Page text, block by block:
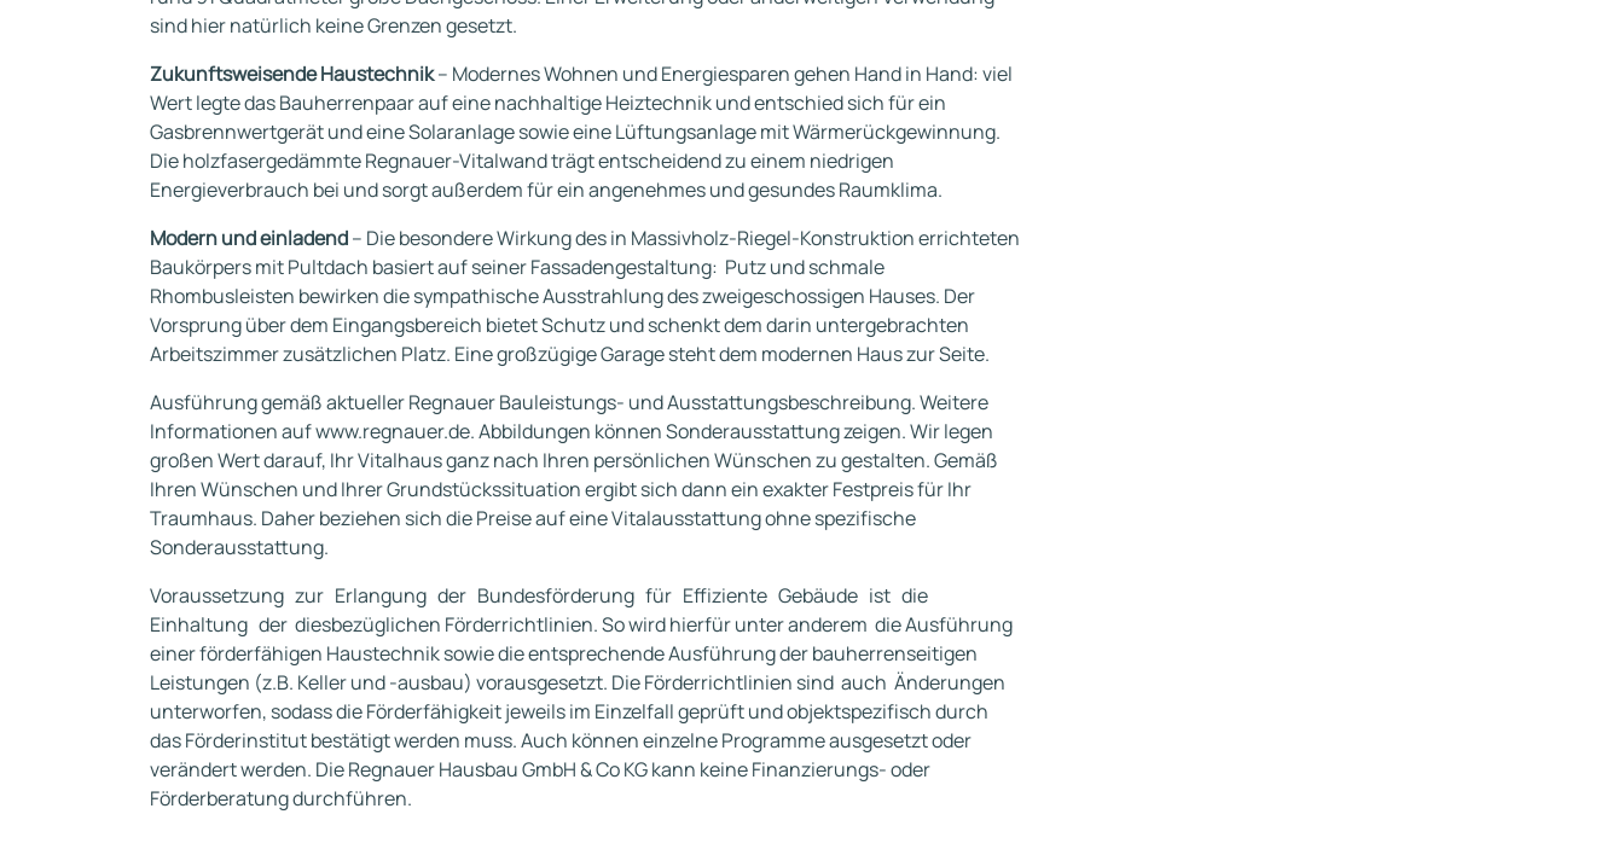
sind hier natürlich keine Grenzen gesetzt.
Zukunftsweisende Haustechnik– Modernes Wohnen und Energiesparen gehen Hand in Hand: viel
Wert legte das Bauherrenpaar auf eine nachhaltige Heiztechnik und entschied sich für ein
Gasbrennwertgerät und eine Solaranlage sowie eine Lüftungsanlage mit Wärmerückgewinnung.
Die holzfasergedämmte Regnauer-Vitalwand trägt entscheidend zu einem niedrigen
Energieverbrauch bei und sorgt außerdem für ein angenehmes und gesundes Raumklima.
Modern und einladend– Die besondere Wirkung des in Massivholz-Riegel-Konstruktion errichteten
Baukörpers mit Pultdach basiert auf seiner Fassadengestaltung: Putz und schmale
Rhombusleisten bewirken die sympathische Ausstrahlung des zweigeschossigen Hauses. Der
Vorsprung über dem Eingangsbereich bietet Schutz und schenkt dem darin untergebrachten
Arbeitszimmer zusätzlichen Platz. Eine großzügige Garage steht dem modernen Haus zur Seite.
Ausführung gemäß aktueller Regnauer Bauleistungs- und Ausstattungsbeschreibung. Weitere
Informationen auf www.regnauer.de. Abbildungen können Sonderausstattung zeigen. Wir legen
großen Wert darauf, Ihr Vitalhaus ganz nach Ihren persönlichen Wünschen zu gestalten. Gemäß
Ihren Wünschen und Ihrer Grundstückssituation ergibt sich dann ein exakter Festpreis für Ihr
Traumhaus. Daher beziehen sich die Preise auf eine Vitalausstattung ohne spezifische
Sonderausstattung.
Voraussetzung zur Erlangung der Bundesförderung für Effiziente Gebäude ist die
Einhaltung der diesbezüglichen Förderrichtlinien. So wird hierfür unter anderem die Ausführung
einer förderfähigen Haustechnik sowie die entsprechende Ausführung der bauherrenseitigen
Leistungen (z.B. Keller und -ausbau) vorausgesetzt. Die Förderrichtlinien sind auch Änderungen
unterworfen, sodass die Förderfähigkeit jeweils im Einzelfall geprüft und objektspezifisch durch
das Förderinstitut bestätigt werden muss. Auch können einzelne Programme ausgesetzt oder
verändert werden. Die Regnauer Hausbau GmbH & Co KG kann keine Finanzierungs- oder
Förderberatung durchführen.